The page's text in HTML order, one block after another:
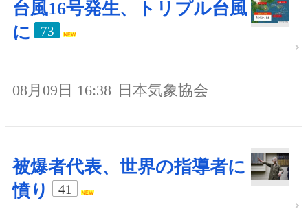
台風16号発生、トリプル台風
に
73
08月09日 16:38 日本気象協会
被爆者代表、世界の指導者に
憤り
41